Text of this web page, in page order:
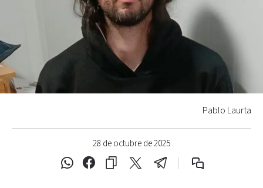
28 de octubre de 2025
Pablo Laurta